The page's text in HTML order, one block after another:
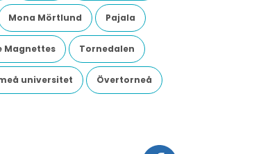
Mona Mörtlund Pajala
Magnettes Tornedalen
universitet Övertorneå